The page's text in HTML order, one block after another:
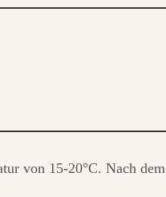
von 15-20°C. Nach dem